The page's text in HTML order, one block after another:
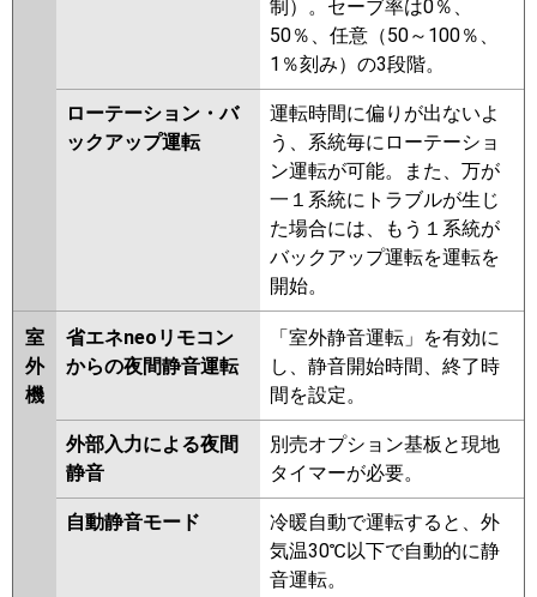
制）。セーブ率は0％、
50％、任意（50～100％、
1％刻み）の3段階。
ローテーション・バ
ックアップ運転
運転時間に偏りが出ないよ
う、系統毎にローテーショ
ン運転が可能。また、万が
一１系統にトラブルが生じ
た場合には、もう１系統が
バックアップ運転を運転を
開始。
室
外
機
省エネneoリモコン
からの夜間静音運転
「室外静音運転」を有効に
し、静音開始時間、終了時
間を設定。
外部入力による夜間
静音
別売オプション基板と現地
タイマーが必要。
自動静音モード
冷暖自動で運転すると、外
気温30℃以下で自動的に静
音運転。